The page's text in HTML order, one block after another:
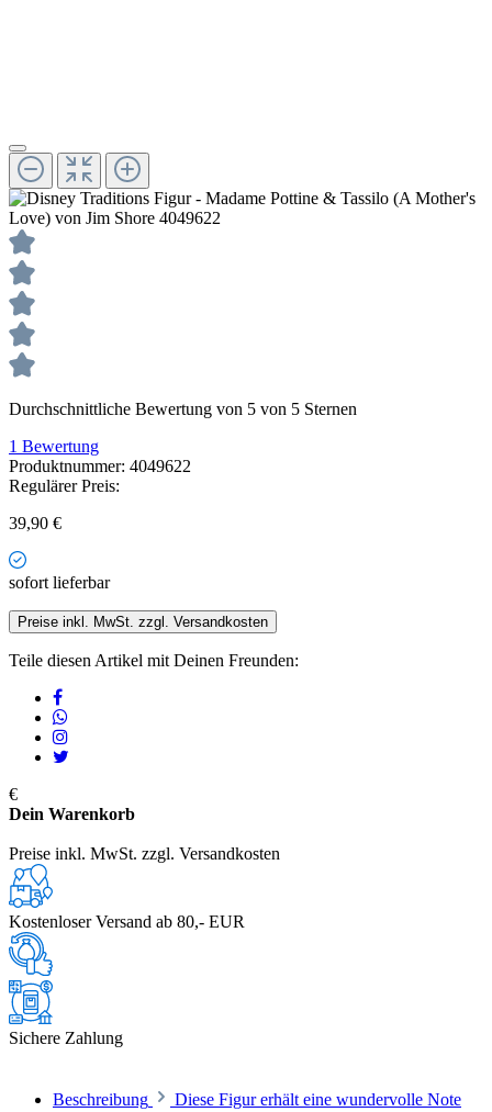
Durchschnittliche Bewertung von 5 von 5 Sternen
1 Bewertung
Produktnummer: 4049622
Regulärer Preis:
39,90 €
sofort lieferbar
Preise inkl. MwSt. zzgl. Versandkosten
Teile diesen Artikel mit Deinen Freunden:
€
Dein Warenkorb
Preise inkl. MwSt. zzgl. Versandkosten
Kostenloser Versand ab 80,- EUR
Sichere Zahlung
Beschreibung
Diese Figur erhält eine wundervolle Note